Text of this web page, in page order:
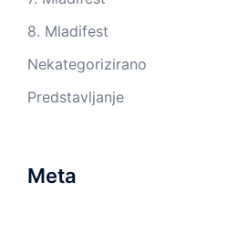
8. Mladifest
Nekategorizirano
Predstavljanje
Meta